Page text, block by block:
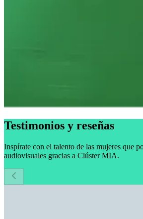
Testimonios y reseñas
Inspírate con el talento de las mujeres que
audiovisuales gracias a Clúster MIA.